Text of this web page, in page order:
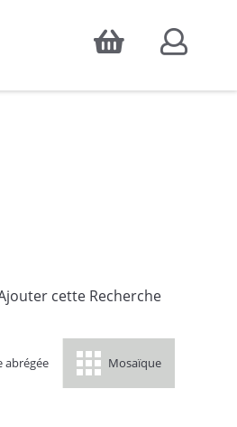
Accepter
pour
cette Recherche
abrégée Mosaïque